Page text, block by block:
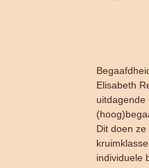
Elisabeth
uitdagende
Dit doen ze
individuele